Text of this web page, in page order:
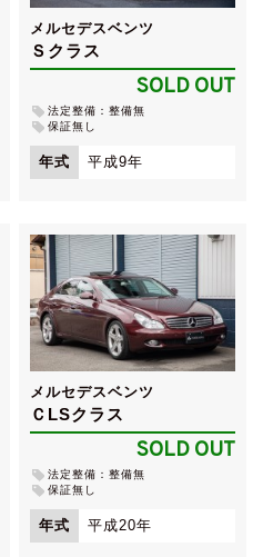
メルセデスベンツ
Ｓクラス
SOLD OUT
法定整備：整備無
保証無し
年式 平成9年
メルセデスベンツ
ＣLSクラス
SOLD OUT
法定整備：整備無
保証無し
年式 平成20年